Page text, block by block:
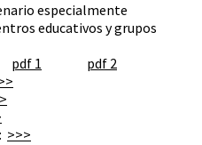
especialmente
educativos y grupos
pdf 1
pdf 2
>>>